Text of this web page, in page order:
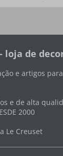
loja de
e artigos
e de alta
2000
Le Creuset